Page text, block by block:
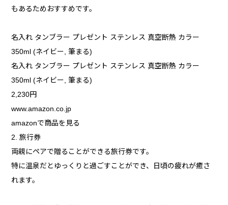
もあるためおすすめです。
名入れ タンブラー プレゼント ステンレス 真空断熱 カラー
350ml (ネイビー, 筆まる)
名入れ タンブラー プレゼント ステンレス 真空断熱 カラー
350ml (ネイビー, 筆まる)
2,230円
www.amazon.co.jp
amazonで商品を見る
2. 旅行券
両親にペアで贈ることができる旅行券です。
特に温泉だとゆっくりと過ごすことができ、日頃の疲れが癒さ
れます。